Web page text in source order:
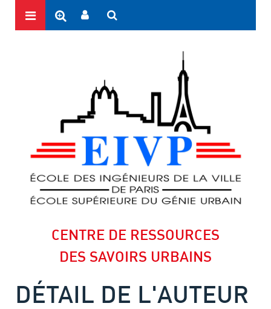
CENTRE DE RESSOURCES
DES SAVOIRS URBAINS
DÉTAIL DE L'AUTEUR